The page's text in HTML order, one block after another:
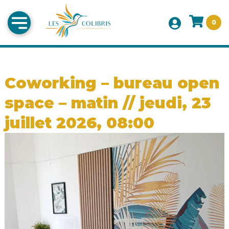
0
Coworking – bureau open
space – matin // jeudi, 23
juillet 2026, 08:00